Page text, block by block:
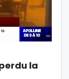
la